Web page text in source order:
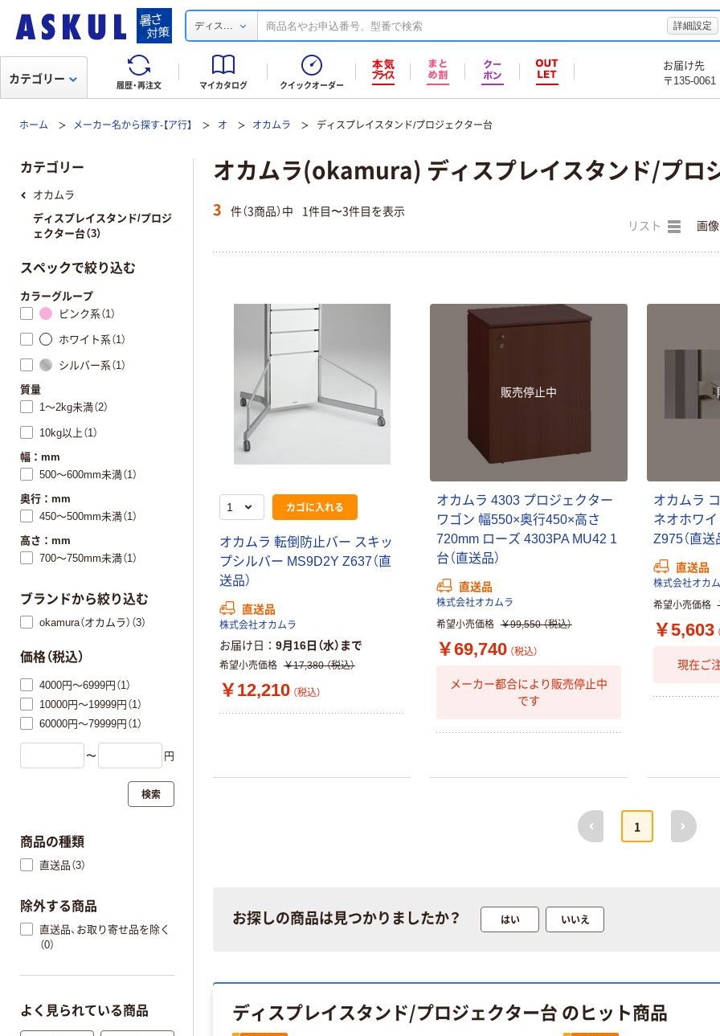
ディス... 詳細設定
履歴・再注文 マイカタログ クイックオーダー
お届け先
〒135-0061
カテゴリー
ホーム メーカー名から探す-【ア行】 オ オカムラ ディスプレイスタンド/プロジェクター台
オカムラ(okamura) ディスプレイスタンド/プロ
3 件（3商品）中 1件目〜3件目を表示
リスト 画像
カゴに入れる
オカムラ 転倒防止バー スキッ
プシルバー MS9D2Y Z637（直
送品）
直送品
株式会社オカムラ
お届け日 9月16日（水）まで
希望小売価格 ￥17,380 （税込）
￥12,210 （税込）
販売停止中
オカムラ 4303 プロジェクター
ワゴン 幅550×奥行450×高さ
720mm ローズ 4303PA MU42 1
台（直送品）
直送品
株式会社オカムラ
希望小売価格 ￥99,550 （税込）
￥69,740 （税込）
メーカー都合により販売停止中
です
オカムラ
ネオホワ
Z975（直送
直送品
株式会社オカ
希望小売価格
￥5,603
現在ご
前へ
1
次へ
お探しの商品は見つかりましたか？ はい いいえ
ディスプレイスタンド/プロジェクター台 のヒット商品
カテゴリー
オカムラ
ディスプレイスタンド/プロジ
ェクター台（3）
スペックで絞り込む
カラーグループ
ピンク系（1）
ホワイト系（1）
シルバー系（1）
質量
1～2kg未満（2）
10kg以上（1）
幅：mm
500～600mm未満（1）
奥行：mm
450～500mm未満（1）
高さ：mm
700～750mm未満（1）
ブランドから絞り込む
okamura（オカムラ）（3）
価格（税込）
4000円～6999円（1）
10000円～19999円（1）
60000円～79999円（1）
〜 円
検索
商品の種類
直送品（3）
除外する商品
直送品、お取り寄せ品を除く
（0）
よく見られている商品